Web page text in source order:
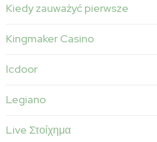
Kiedy zauważyć pierwsze
Kingmaker Casino
lcdoor
Legiano
Live Στοίχημα